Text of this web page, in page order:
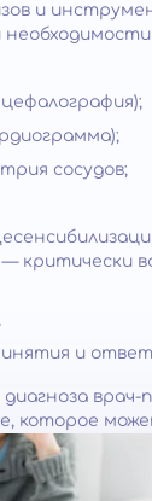
и
сосудов;
— критически
и
диагноза
которое